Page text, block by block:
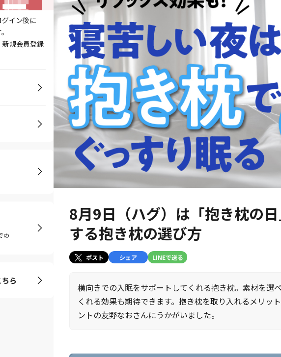
イン後に
新規会員登録
の
ら
8月9日（ハグ）は「抱き枕の
する抱き枕の選び方
ポスト シェア LINEで送る
横向きでの入眠をサポートしてくれる抱き枕。素材を選
くれる効果も期待できます。抱き枕を取り入れるメリッ
ントの友野なおさんにうかがいました。